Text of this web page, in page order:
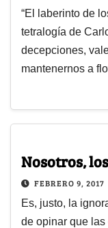
“El laberinto de
tetralogía de
decepciones,
mantenernos a
Nosotros,
FEBRERO 9, 2017
Es, justo, la
de opinar que